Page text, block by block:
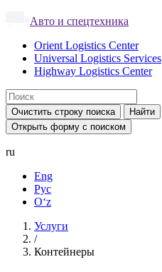
Авто и спецтехника
Orient Logistics Center
Universal Logistics Services
Highway Logistics Center
Очистить строку поиска
Найти
Открыть форму с поиском
ru
Eng
Рус
Oʻz
Услуги
/
Контейнеры